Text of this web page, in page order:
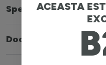
Specificatii
Documente
ACEASTA